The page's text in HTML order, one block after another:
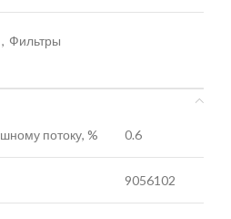
, Фильтры
потоку, % 0.6
9056102